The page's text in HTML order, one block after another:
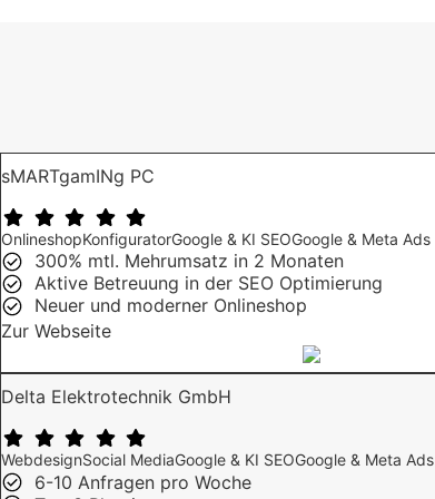
sMARTgamINg PC
OnlineshopKonfiguratorGoogle & KI SEOGoogle & Meta Ads
300% mtl. Mehrumsatz in 2 Monaten
Aktive Betreuung in der SEO Optimierung
Neuer und moderner Onlineshop
Zur Webseite
Delta Elektrotechnik GmbH
WebdesignSocial MediaGoogle & KI SEOGoogle & Meta Ads
6-10 Anfragen pro Woche